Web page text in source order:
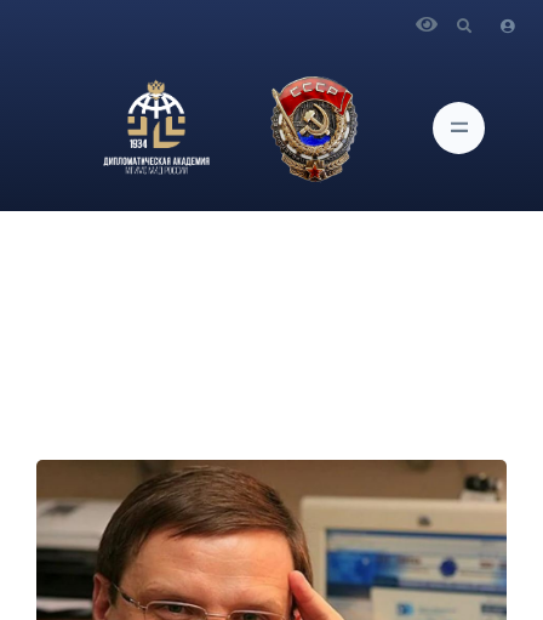
берегов Латино-Карибской Америки